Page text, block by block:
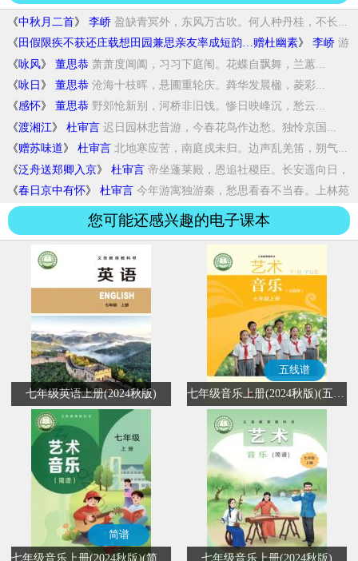
《中秋月二首》 李峤 盈缺青冥外，东风万古吹。何人种丹桂，不长...
《 田假限疾不获还庄载想田园兼思亲友率成短韵…赠杜幽素》 李峤 游
宦劳牵网，风尘久化衣。迹驰东苑路，望阻...
《咏风》 董思恭 萧萧度阊阖，习习下庭闱。花蝶自飘舞，兰蕙...
《咏日 》 董思恭 沧海十枝晖，悬圃重轮庆。蕣华发晨楹，菱彩...
《感怀》 董思恭 野郊怆新别，河桥非旧饯。惨日映峰沉，愁云...
《渡湘江》 杜审言 迟日园林悲昔游，今春花鸟作边愁。独怜京国...
《赠苏味道》 杜审言 北地寒应苦，南庭戍未归。边声乱羌笛，朔气...
《泛舟送郑卿入京》 杜审言 帝坐蓬莱殿，恩追社稷臣。长安遥向日，
宗伯...
《春日京中有怀》 杜审言 今年游寓独游秦，愁思看春不当春。上林苑
里...
您可能还感兴趣的电子课本
七年级英语上册(2024秋版)
五线谱
简谱
七年级音乐上册(2024秋版)